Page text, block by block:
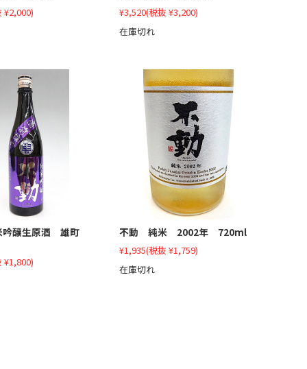
¥2,000)
¥3,520(税抜 ¥3,200)
在庫切れ
醸生原酒 雄町
¥1,800)
不動 純米 2002年 720ml
¥1,935(税抜 ¥1,759)
在庫切れ